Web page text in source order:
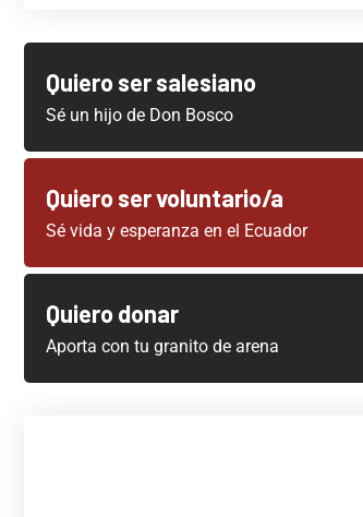
Quiero ser salesiano
Sé un hijo de Don Bosco
Quiero ser voluntario/a
Sé vida y esperanza en el Ecuador
Quiero donar
Aporta con tu granito de arena